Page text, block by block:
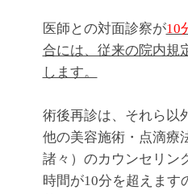
医師との対面診察が10
合には、従来の院内規
します。
術後再診は、それら以
他の美容施術・点滴療
諸々）のカウンセリン
時間が10分を超えます